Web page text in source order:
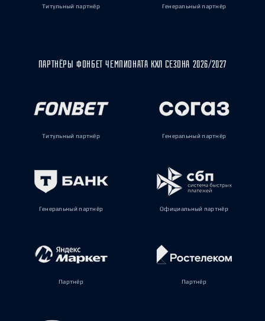
Титульный партнёр Генеральный партнёр
ПАРТНЁРЫ ФОНБЕТ ЧЕМПИОНАТА КХЛ СЕЗОНА 2026/2027
Титульный партнёр Генеральный партнёр
Генеральный партнёр Официальный партнёр
Партнёр Партнёр